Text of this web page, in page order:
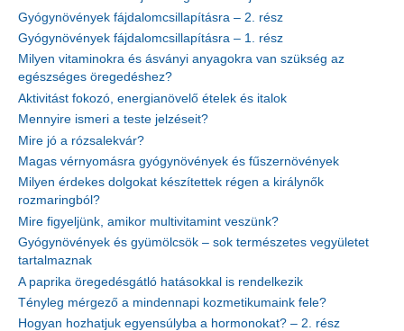
Gyógynövények fájdalomcsillapításra – 2. rész
Gyógynövények fájdalomcsillapításra – 1. rész
Milyen vitaminokra és ásványi anyagokra van szükség az
egészséges öregedéshez?
Aktivitást fokozó, energianövelő ételek és italok
Mennyire ismeri a teste jelzéseit?
Mire jó a rózsalekvár?
Magas vérnyomásra gyógynövények és fűszernövények
Milyen érdekes dolgokat készítettek régen a királynők
rozmaringból?
Mire figyeljünk, amikor multivitamint veszünk?
Gyógynövények és gyümölcsök – sok természetes vegyületet
tartalmaznak
A paprika öregedésgátló hatásokkal is rendelkezik
Tényleg mérgező a mindennapi kozmetikumaink fele?
Hogyan hozhatjuk egyensúlyba a hormonokat? – 2. rész